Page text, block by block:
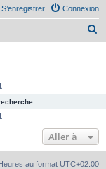
Connexion
S’enregistrer
c
e
Aller à
au format UTC+02:00